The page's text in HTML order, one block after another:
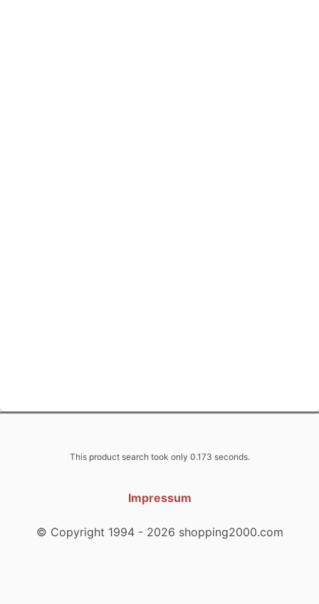
This product search took only 0.173 seconds.
Impressum
© Copyright 1994 - 2026 shopping2000.com